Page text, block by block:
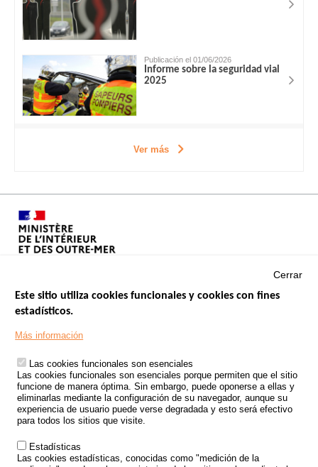
Publicación el 01/06/2026
Informe sobre la seguridad vial
2025
Ver más
Footer
TRATAMIENTO DE DATOS PERSONALES PROCEDENTES DE
ACCIDENTES DE TRÁFICO
ESTUDIOS
CONVOCATORIA DE PROYECTOS DE ESTUDIOS
POLÍTICA DE SEGURIDAD VIAL
Cerrar
Este sitio utiliza cookies funcionales y cookies con fines
estadísticos.
Más información
Las cookies funcionales son esenciales
Las cookies funcionales son esenciales porque permiten que el sitio
funcione de manera óptima. Sin embargo, puede oponerse a ellas y
eliminarlas mediante la configuración de su navegador, aunque su
experiencia de usuario puede verse degradada y esto será efectivo
para todos los sitios que visite.
Estadísticas
Las cookies estadísticas, conocidas como "medición de la